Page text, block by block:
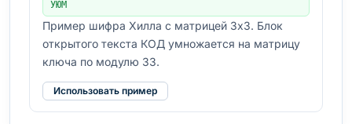
УЮМ
Пример шифра Хилла с матрицей 3x3. Блок
открытого текста КОД умножается на матрицу
ключа по модулю 33.
Использовать пример